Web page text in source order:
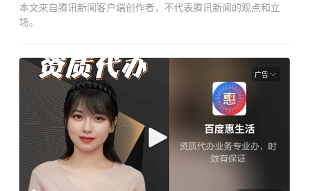
本文来自腾讯新闻客户端创作者，不代表腾讯新闻的观点和立
场。
广告